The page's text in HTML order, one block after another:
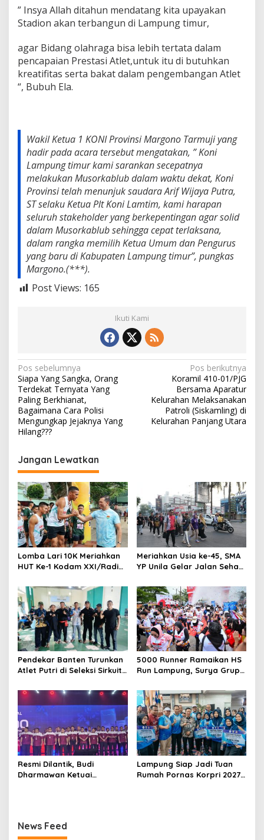
” Insya Allah ditahun mendatang kita upayakan
Stadion akan terbangun di Lampung timur,
agar Bidang olahraga bisa lebih tertata dalam
pencapaian Prestasi Atlet,untuk itu di butuhkan
kreatifitas serta bakat dalam pengembangan Atlet
“, Bubuh Ela.
Wakil Ketua 1 KONI Provinsi Margono Tarmuji yang
hadir pada acara tersebut mengatakan, ” Koni
Lampung timur kami sarankan secepatnya
melakukan Musorkablub dalam waktu dekat, Koni
Provinsi telah menunjuk saudara Arif Wijaya Putra,
ST selaku Ketua Plt Koni Lamtim, kami harapan
seluruh stakeholder yang berkepentingan agar solid
dalam Musorkablub sehingga cepat terlaksana,
dalam rangka memilih Ketua Umum dan Pengurus
yang baru di Kabupaten Lampung timur”, pungkas
Margono.(***).
Post Views: 165
Ikuti Kami
N
a
v
i
g
a
s
i
p
o
s
Pos sebelumnya
Siapa Yang Sangka, Orang
Terdekat Ternyata Yang
Paling Berkhianat,
Bagaimana Cara Polisi
Mengungkap Jejaknya Yang
Hilang???
Pos berikutnya
Koramil 410-01/PJG
Bersama Aparatur
Kelurahan Melaksanakan
Patroli (Siskamling) di
Kelurahan Panjang Utara
Jangan Lewatkan
Lomba Lari 10K Meriahkan
HUT Ke-1 Kodam XXI/Radin
Meriahkan Usia ke-45, SMA
YP Unila Gelar Jalan Sehat
Pendekar Banten Turunkan
Atlet Putri di Seleksi Sirkuit
5000 Runner Ramaikan HS
Run Lampung, Surya Grup
Berbagai Kota
Resmi Dilantik, Budi
Dharmawan Ketuai
Lampung Siap Jadi Tuan
Rumah Pornas Korpri 2027,
News Feed